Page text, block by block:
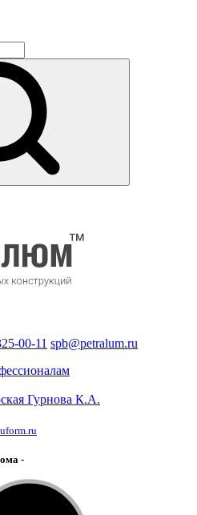
00-11 spb@petralum.ru
Гурнова К.А.
-